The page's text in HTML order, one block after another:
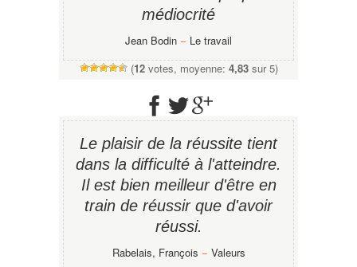
médiocrité
Jean Bodin − Le travail
(12votes, moyenne: 4,83sur 5)
Le plaisir de la réussite tient
dans la difficulté à l'atteindre.
Il est bien meilleur d'être en
train de réussir que d'avoir
réussi.
Rabelais, François − Valeurs